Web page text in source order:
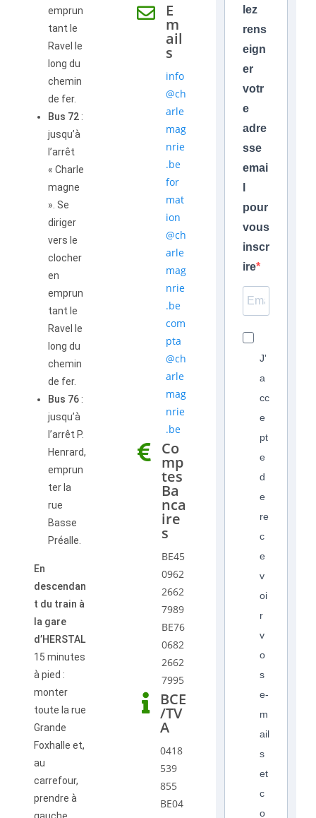
emprun
tant le
Ravel le
long du
chemin
de fer.
Bus 72:
jusqu’à
l’arrêt
« Charle
magne
». Se
diriger
vers le
clocher
en
emprun
tant le
Ravel le
long du
chemin
de fer.
Bus 76:
jusqu’à
l’arrêt P.
Henrard,
emprun
ter la
rue
Basse
Préalle.
En
descendan
t du train à
la gare
d’HERSTAL
15 minutes
à pied :
monter
toute la rue
Grande
Foxhalle et,
au
carrefour,
prendre à
E
m
ail
s
info
@ch
arle
mag
nrie
.be
for
mat
ion
@ch
arle
mag
nrie
.be
com
pta
@ch
arle
mag
nrie
.be
Co
mp
tes
Ba
nca
ire
s
BE45
0962
2662
7989
BE76
0682
2662
7995
BCE
/TV
A
0418
539
855
BE04
lez
rens
eign
er
votr
e
adre
sse
emai
pour
vous
inscr
ire
J'
a
cc
e
pt
e
d
e
re
c
e
v
oi
r
v
o
s
e-
m
ail
s
et
c
o